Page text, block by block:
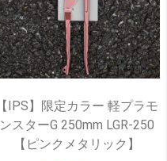
【IPS】限定カラー 軽プラモ
ンスターG 250mm LGR-250
【ピンクメタリック】